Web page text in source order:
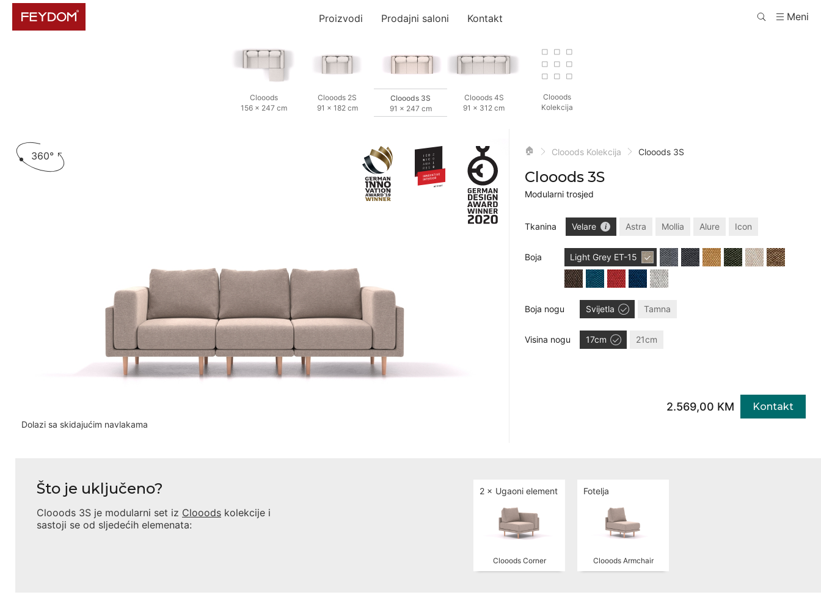
Meni
Proizvodi Prodajni saloni Kontakt
Clooods
156 × 247 cm
Clooods 2S
91 × 182 cm
Clooods 3S
91 × 247 cm
Clooods 4S
91 × 312 cm
Clooods
Kolekcija
Dolazi sa skidajućim navlakama
360° 🏠 Clooods Kolekcija Clooods 3S
Clooods 3S
Modularni trosjed
Tkanina Velare Astra Mollia Alure Icon
Boja Light Grey ET-15
Boja nogu Svijetla Tamna
Visina nogu 17cm 21cm
2.569,00 KM Kontakt
Što je uključeno?
Clooods 3S je modularni set iz Clooods kolekcije i
sastoji se od sljedećih elemenata:
2 × Ugaoni element
Clooods Corner
Fotelja
Clooods Armchair